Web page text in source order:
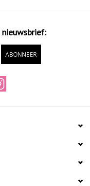
ABONNEER